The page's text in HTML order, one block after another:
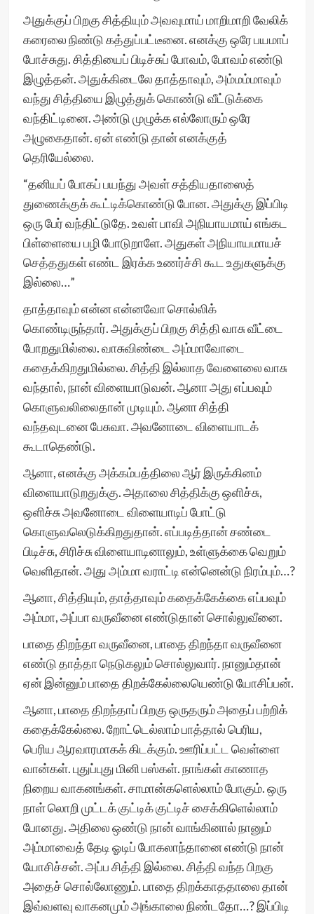
அதுக்குப் பிறகு சித்தியும் அவவுமாய் மாறிமாறி வேலிக்
கரைலை நிண்டு கத்துப்பட்டீனை. எனக்கு ஒரே பயமாப்
போச்சுது. சித்தியைப் பிடிச்சுப் போவம், போவம் எண்டு
இழுத்தன். அதுக்கிடைலே தாத்தாவும், அம்மம்மாவும்
வந்து சித்தியை இழுத்துக் கொண்டு வீட்டுக்கை
வந்திட்டினை. அண்டு முழுக்க எல்லோரும் ஒரே
அழுகைதான். ஏன் எண்டு தான் எனக்குத்
தெரியேல்லை.
“தனியப் போகப் பயந்து அவள் சத்தியதாஸைத்
துணைக்குக் கூட்டிக்கொண்டு போன. அதுக்கு இப்பிடி
ஒரு பேர் வந்திட்டுதே. உவள் பாவி அநியாயமாய் எங்கட
பிள்ளையை பழி போடுறாளே. அதுகள் அநியாயமாயச்
செத்ததுகள் எண்ட இரக்க உணர்ச்சி கூட உதுகளுக்கு
இல்லை…”
தாத்தாவும் என்ன என்னவோ சொல்லிக்
கொண்டிருந்தார். அதுக்குப் பிறகு சித்தி வாசு வீட்டை
போறதுமில்லை. வாசுவிண்டை அம்மாவோடை
கதைக்கிறதுமில்லை. சித்தி இல்லாத வேளைலை வாசு
வந்தால், நான் விளையாடுவன். ஆனா அது எப்பவும்
கொளுவலிலைதான் முடியும். ஆனா சித்தி
வந்தவுடனை பேசுவா. அவனோடை விளையாடக்
கூடாதெண்டு.
ஆனா, எனக்கு அக்கம்பத்திலை ஆர் இருக்கினம்
விளையாடுறதுக்கு. அதாலை சித்திக்கு ஒளிச்சு,
ஒளிச்சு அவனோடை விளையாடிப் போட்டு
கொளுவலெடுக்கிறதுதான். எப்படித்தான் சண்டை
பிடிச்சு, சிரிச்சு விளையாடினாலும், உள்ளுக்கை வெறும்
வெளிதான். அது அம்மா வராட்டி என்னென்டு நிரம்பும்…?
ஆனா, சித்தியும், தாத்தாவும் கதைக்கேக்கை எப்பவும்
அம்மா, அப்பா வருவீனை எண்டுதான் சொல்லுவீனை.
பாதை திறந்தா வருவீனை, பாதை திறந்தா வருவீனை
எண்டு தாத்தா நெடுகலும் சொல்லுவார். நானும்தான்
ஏன் இன்னும் பாதை திறக்கேல்லையெண்டு யோசிப்பன்.
ஆனா, பாதை திறந்தாப் பிறகு ஒருதரும் அதைப் பற்றிக்
கதைக்கேல்லை. றோட்டெல்லாம் பாத்தால் பெரிய,
பெரிய ஆரவாரமாகக் கிடக்கும். ஊரிப்பட்ட வெள்ளை
வான்கள். புதுப்புது மினி பஸ்கள். நாங்கள் காணாத
நிறைய வாகனங்கள். சாமான்களெல்லாம் போகும். ஒரு
நாள் லொறி முட்டக் குட்டிக் குட்டிச் சைக்கிளெல்லாம்
போனது. அதிலை ஒண்டு நான் வாங்கினால் நானும்
அம்மாவைத் தேடி ஓடிப் போகலாந்தானை எண்டு நான்
யோசிச்சன். அப்ப சித்தி இல்லை. சித்தி வந்த பிறகு
அதைச் சொல்லோணும். பாதை திறக்காததாலை தான்
இவ்வளவு வாகனமும் அங்காலை நிண்டதோ…? இப்பிடி